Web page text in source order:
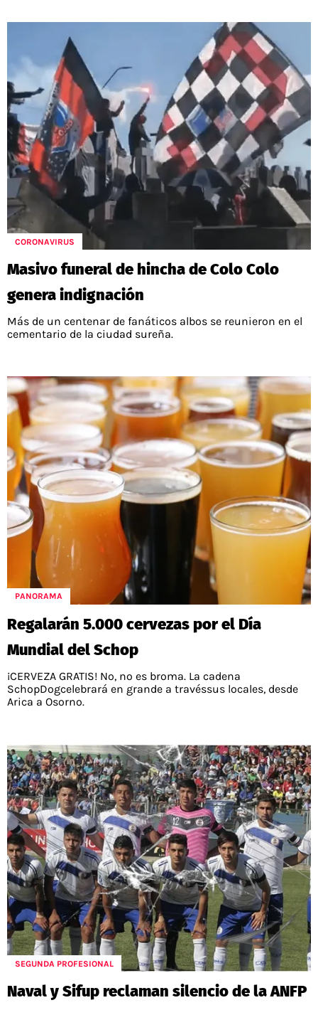
CORONAVIRUS
Masivo funeral de hincha de Colo Colo
genera indignación
Más de un centenar de fanáticos albos se reunieron en el
cementario de la ciudad sureña.
PANORAMA
Regalarán 5.000 cervezas por el Día
Mundial del Schop
¡CERVEZA GRATIS! No, no es broma. La cadena
SchopDogcelebrará en grande a travéssus locales, desde
Arica a Osorno.
SEGUNDA PROFESIONAL
Naval y Sifup reclaman silencio de la ANFP